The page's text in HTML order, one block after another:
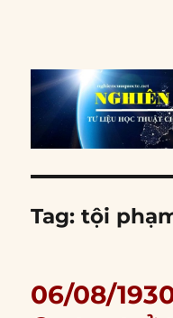
Tag:tội
06/08/